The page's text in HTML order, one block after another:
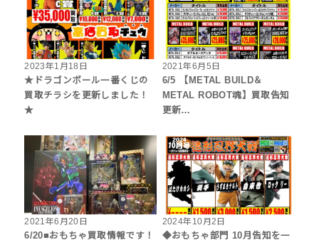
2023年1月18日
★ドラゴンボール一番くじの
買取チラシを更新しました！
★
2021年6月5日
6/5 【METAL BUILD＆
METAL ROBOT魂】買取告知
更新…
2021年6月20日
6/20■おもちゃ買取情報です！
2024年10月2日
◆おもちゃ部門 10月告知を一